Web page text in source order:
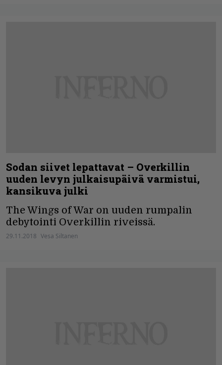
Sodan siivet lepattavat – Overkillin
uuden levyn julkaisupäivä varmistui,
kansikuva julki
The Wings of War on uuden rumpalin
debytointi Overkillin riveissä.
29.11.2018 Vesa Siltanen